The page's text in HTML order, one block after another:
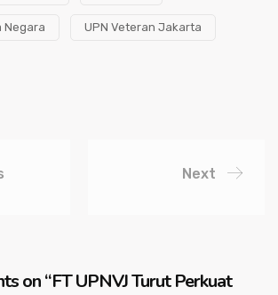
Negara UPN Veteran Jakarta
Next
on “FT UPNVJ Turut Perkuat